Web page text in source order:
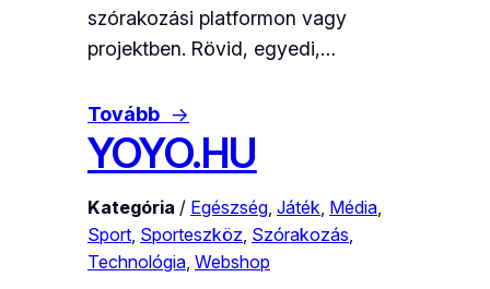
szórakozási platformon vagy
projektben. Rövid, egyedi,…
Tovább →
YOYO.HU
Kategória / Egészség Játék Média
Sport Sporteszköz Szórakozás
Technológia Webshop